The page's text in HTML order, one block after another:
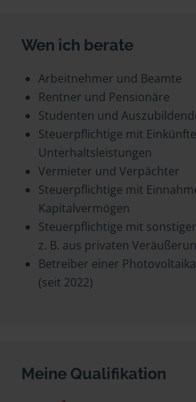
Wen ich berate
Arbeitnehmer und Beamte
Rentner und Pensionäre
Studenten und
Steuerpflichtige mit
Unterhaltsleistungen
Vermieter und Verpächter
Steuerpflichtige mit
Kapitalvermögen
Steuerpflichtige mit
z. B. aus privaten
Betreiber einer
(seit 2022)
Meine Qualifikation